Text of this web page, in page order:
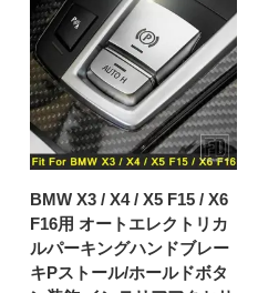
BMW X3 / X4 / X5 F15 / X6
F16用 オートエレクトリカ
ルパーキングハンドブレー
キPストール/ホールドボタ